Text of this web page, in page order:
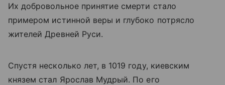
Их добровольное принятие смерти стало
примером истинной веры и глубоко потрясло
жителей Древней Руси.
Спустя несколько лет, в 1019 году, киевским
князем стал Ярослав Мудрый. По его